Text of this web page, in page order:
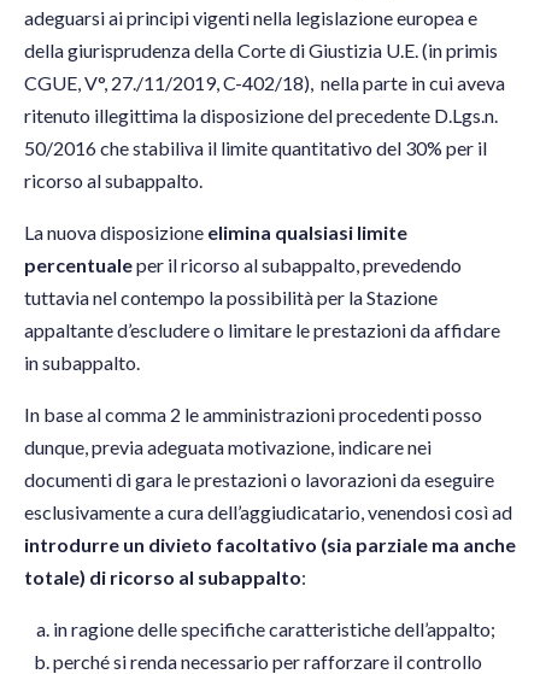
adeguarsi ai principi vigenti nella legislazione europea e
della giurisprudenza della Corte di Giustizia U.E. (in primis
CGUE, V°, 27./11/2019, C-402/18), nella parte in cui aveva
ritenuto illegittima la disposizione del precedente D.Lgs.n.
50/2016 che stabiliva il limite quantitativo del 30% per il
ricorso al subappalto.
La nuova disposizione elimina qualsiasi limite
percentualeper il ricorso al subappalto, prevedendo
tuttavia nel contempo la possibilità per la Stazione
appaltante d’escludere o limitare le prestazioni da affidare
in subappalto.
In base al comma 2 le amministrazioni procedenti posso
dunque, previa adeguata motivazione, indicare nei
documenti di gara le prestazioni o lavorazioni da eseguire
esclusivamente a cura dell’aggiudicatario, venendosi così ad
introdurre un divieto facoltativo (sia parziale ma anche
totale) di ricorso al subappalto:
in ragione delle specifiche caratteristiche dell’appalto;
perché si renda necessario per rafforzare il controllo